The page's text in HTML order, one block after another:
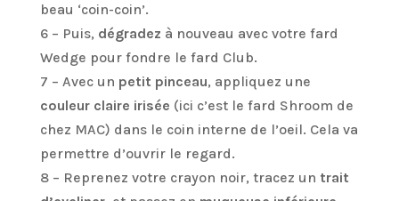
beau ‘coin-coin’.
6 – Puis, dégradez à nouveau avec votre fard
Wedge pour fondre le fard Club.
7 – Avec un petit pinceau, appliquez une
couleur claire irisée (ici c’est le fard Shroom de
chez MAC) dans le coin interne de l’oeil. Cela va
permettre d’ouvrir le regard.
8 – Reprenez votre crayon noir, tracez un trait